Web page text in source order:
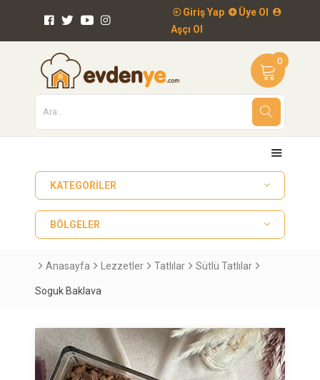
Giriş Yap
Üye Ol
Aşçı Ol
0
KATEGORILER
BÖLGELER
Anasayfa Lezzetler Tatlılar Sütlü Tatlılar
Soguk Baklava